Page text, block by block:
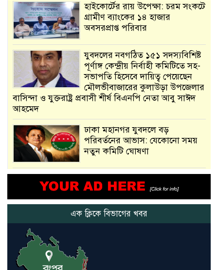
হাইকোর্টের রায় উপেক্ষা: চরম সংকটে
গ্রামীণ ব্যাংকের ১৪ হাজার
অবসরপ্রাপ্ত পরিবার
যুবদলের নবগঠিত ১৫১ সদস্যবিশিষ্ট
পূর্ণাঙ্গ কেন্দ্রীয় নির্বাহী কমিটিতে সহ-
সভাপতি হিসেবে দায়িত্ব পেয়েছেন
মৌলভীবাজারের কুলাউড়া উপজেলার
বাসিন্দা ও যুক্তরাষ্ট্র প্রবাসী শীর্ষ বিএনপি নেতা আবু সাঈদ
আহমেদ
ঢাকা মহানগর যুবদলে বড়
পরিবর্তনের আভাস: যেকোনো সময়
নতুন কমিটি ঘোষণা
মানুষের উপকার হয় : প্রধানমন্ত্রী
এক ক্লিকে বিভাগের খবর